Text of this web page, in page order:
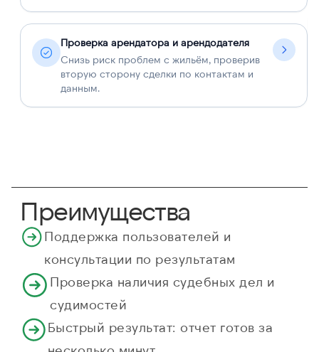
Проверка арендатора и арендодателя
Снизь риск проблем с жильём, проверив
вторую сторону сделки по контактам и
данным.
Преимущества
Поддержка пользователей и
консультации по результатам
Проверка наличия судебных дел и
судимостей
Быстрый результат: отчет готов за